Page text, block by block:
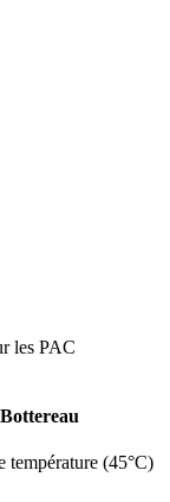
les PAC
température (45°C)